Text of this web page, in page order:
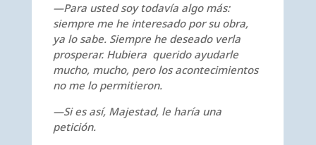
—Para usted soy todavía algo más:
siempre me he interesado por su obra,
ya lo sabe. Siempre he deseado verla
prosperar. Hubiera querido ayudarle
mucho, mucho, pero los acontecimientos
no me lo permitieron.
—Si es así, Majestad, le haría una
petición.